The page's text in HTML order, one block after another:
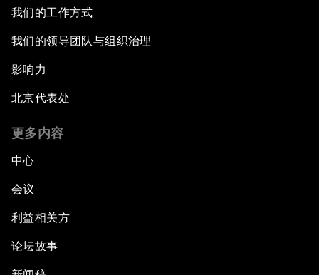
我们的工作方式
我们的领导团队与组织治理
影响力
北京代表处
更多内容
中心
会议
利益相关方
论坛故事